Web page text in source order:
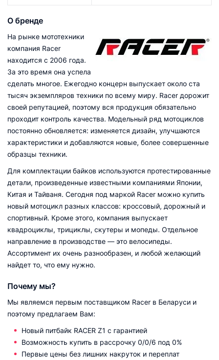
О бренде
На рынке мототехники
компания Racer
находится с 2006 года.
За это время она успела
сделать многое. Ежегодно концерн выпускает около ста
тысяч экземпляров техники по всему миру. Racer дорожит
своей репутацией, поэтому вся продукция обязательно
проходит контроль качества. Модельный ряд мотоциклов
постоянно обновляется: изменяется дизайн, улучшаются
характеристики и добавляются новые, более совершенные
образцы техники.
Для комплектации байков используются протестированные
детали, произведенные известными компаниями Японии,
Китая и Тайваня. Сегодня под маркой Racer можно купить
новый мотоцикл разных классов: кроссовый, дорожный и
спортивный. Кроме этого, компания выпускает
квадроциклы, трициклы, скутеры и мопеды. Отдельное
направление в производстве — это велосипеды.
Ассортимент их очень разнообразен, и любой желающий
найдет то, что ему нужно.
Почему мы?
Мы являемся первым поставщиком Racer в Беларуси и
поэтому предлагаем Вам:
Новый питбайк RACER Z1 с гарантией
Возможность купить в рассрочку 0/0/6 под 0%
Первые цены без лишних накруток и переплат